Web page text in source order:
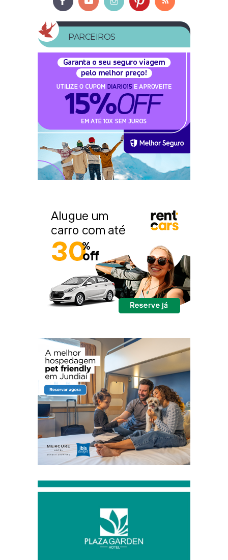
PARCEIROS